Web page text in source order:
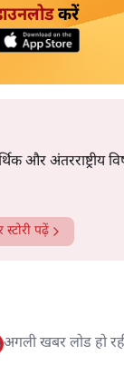
करें
और अंतरराष्ट्रीय
पढ़ें
अगली खबर लोड हो